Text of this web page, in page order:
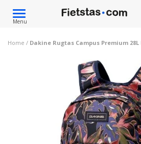
Toggle
navigation
Menu
Home / Dakine Rugtas Campus Premium